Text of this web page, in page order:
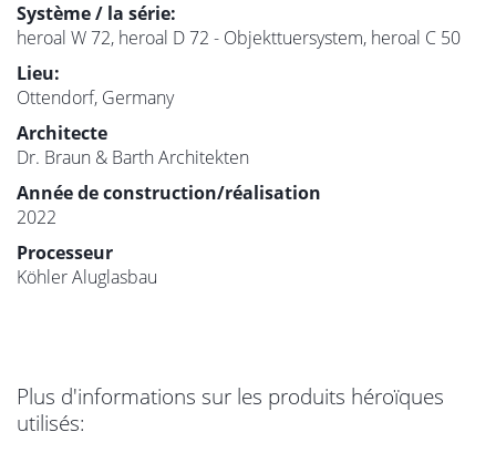
Système / la série:
heroal W 72, heroal D 72 - Objekttuersystem, heroal C 50
Lieu:
Ottendorf, Germany
Architecte
Dr. Braun & Barth Architekten
Année de construction/réalisation
2022
Processeur
Köhler Aluglasbau
Plus d'informations sur les produits héroïques
utilisés: